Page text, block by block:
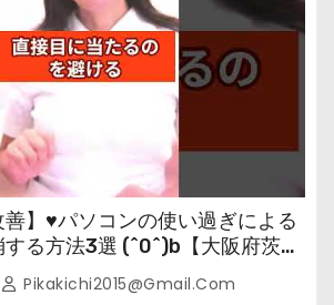
善】♥パソコンの使い過ぎによる
る方法3選 (^0^)b【大阪府茨木
灸・整体師が教えます。】
Pikakichi2015@gmail.com